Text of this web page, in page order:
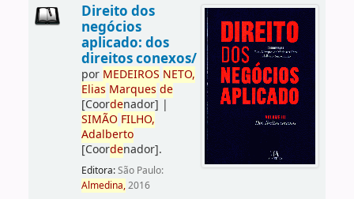
Direito dos
negócios
aplicado: dos
direitos conexos/
por MEDEIROS NETO,
Elias Marques de
[Coordenador] |
SIMÃO FILHO,
Adalberto
[Coordenador].
Editora:São Paulo:
Almedina,2016